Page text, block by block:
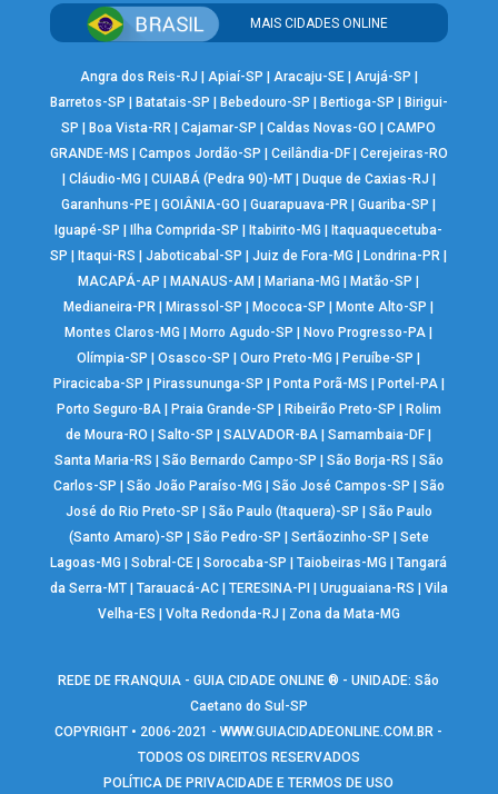
MAIS CIDADES ONLINE
Angra dos Reis-RJ Apiaí-SP Aracaju-SE| Arujá-SP
Barretos-SP
Batatais-SP Bebedouro-SP Bertioga-SP
Birigui-
SP
Boa Vista-RR |Cajamar-SP |Caldas Novas-GO |CAMPO
GRANDE-MS
Campos Jordão-SP Ceilândia-DF| Cerejeiras-RO
Cláudio-MG CUIABÁ (Pedra 90)-MT| Duque de Caxias-RJ
Garanhuns-PE |GOIÂNIA-GO |Guarapuava-PR |Guariba-SP
Iguapé-SP
Ilha Comprida-SP Itabirito-MG
Itaquaquecetuba-
SP
Itaqui-RS |Jaboticabal-SP |Juiz de Fora-MG Londrina-PR
MACAPÁ-AP
MANAUS-AM Mariana-MG Matão-SP
Medianeira-PR
Mirassol-SP Mococa-SP Monte Alto-SP
Montes Claros-MG
Morro Agudo-SP Novo Progresso-PA
Olímpia-SP
|Osasco-SP |Ouro Preto-MG Peruíbe-SP
Piracicaba-SP
Pirassununga-SP Ponta Porã-MS Portel-PA|
Porto Seguro-BA| Praia Grande-SP Ribeirão Preto-SP
Rolim
de Moura-RO
|Salto-SP |SALVADOR-BA |Samambaia-DF
Santa Maria-RS
São Bernardo Campo-SP São Borja-RS
São
Carlos-SP
São João Paraíso-MG São José Campos-SP
São
José do Rio Preto-SP
São Paulo (Itaquera)-SP
São Paulo
(Santo Amaro)-SP
São Pedro-SP Sertãozinho-SP
Sete
Lagoas-MG
|Sobral-CE |Sorocaba-SP |Taiobeiras-MG |Tangará
da Serra-MT| Tarauacá-AC| TERESINA-PI Uruguaiana-RS
Vila
Velha-ES
Volta Redonda-RJ Zona da Mata-MG
REDE DE FRANQUIA - GUIA CIDADE ONLINE ® - UNIDADE: São
Caetano do Sul-SP
COPYRIGHT • 2006-2021 -WWW.GUIACIDADEONLINE.COM.BR -
TODOS OS DIREITOS RESERVADOS
POLÍTICA DE PRIVACIDADE E TERMOS DE USO